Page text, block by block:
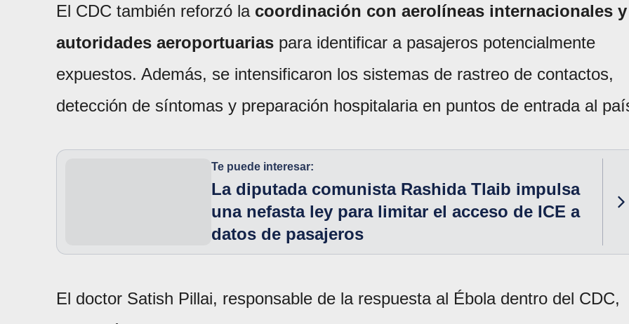
El CDC también reforzó la coordinación con aerolíneas internacionales y
autoridades aeroportuarias para identificar a pasajeros potencialmente
expuestos. Además, se intensificaron los sistemas de rastreo de contactos,
detección de síntomas y preparación hospitalaria en puntos de entrada al
Te puede interesar:
La diputada comunista Rashida Tlaib impulsa
una nefasta ley para limitar el acceso de ICE a
datos de pasajeros
El doctor Satish Pillai, responsable de la respuesta al Ébola dentro del CDC,